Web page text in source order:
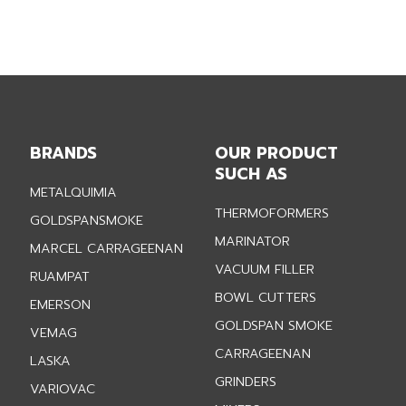
BRANDS
METALQUIMIA
GOLDSPANSMOKE
MARCEL CARRAGEENAN
RUAMPAT
EMERSON
VEMAG
LASKA
VARIOVAC
OUR PRODUCT
SUCH AS
THERMOFORMERS
MARINATOR
VACUUM FILLER
BOWL CUTTERS
GOLDSPAN SMOKE
CARRAGEENAN
GRINDERS